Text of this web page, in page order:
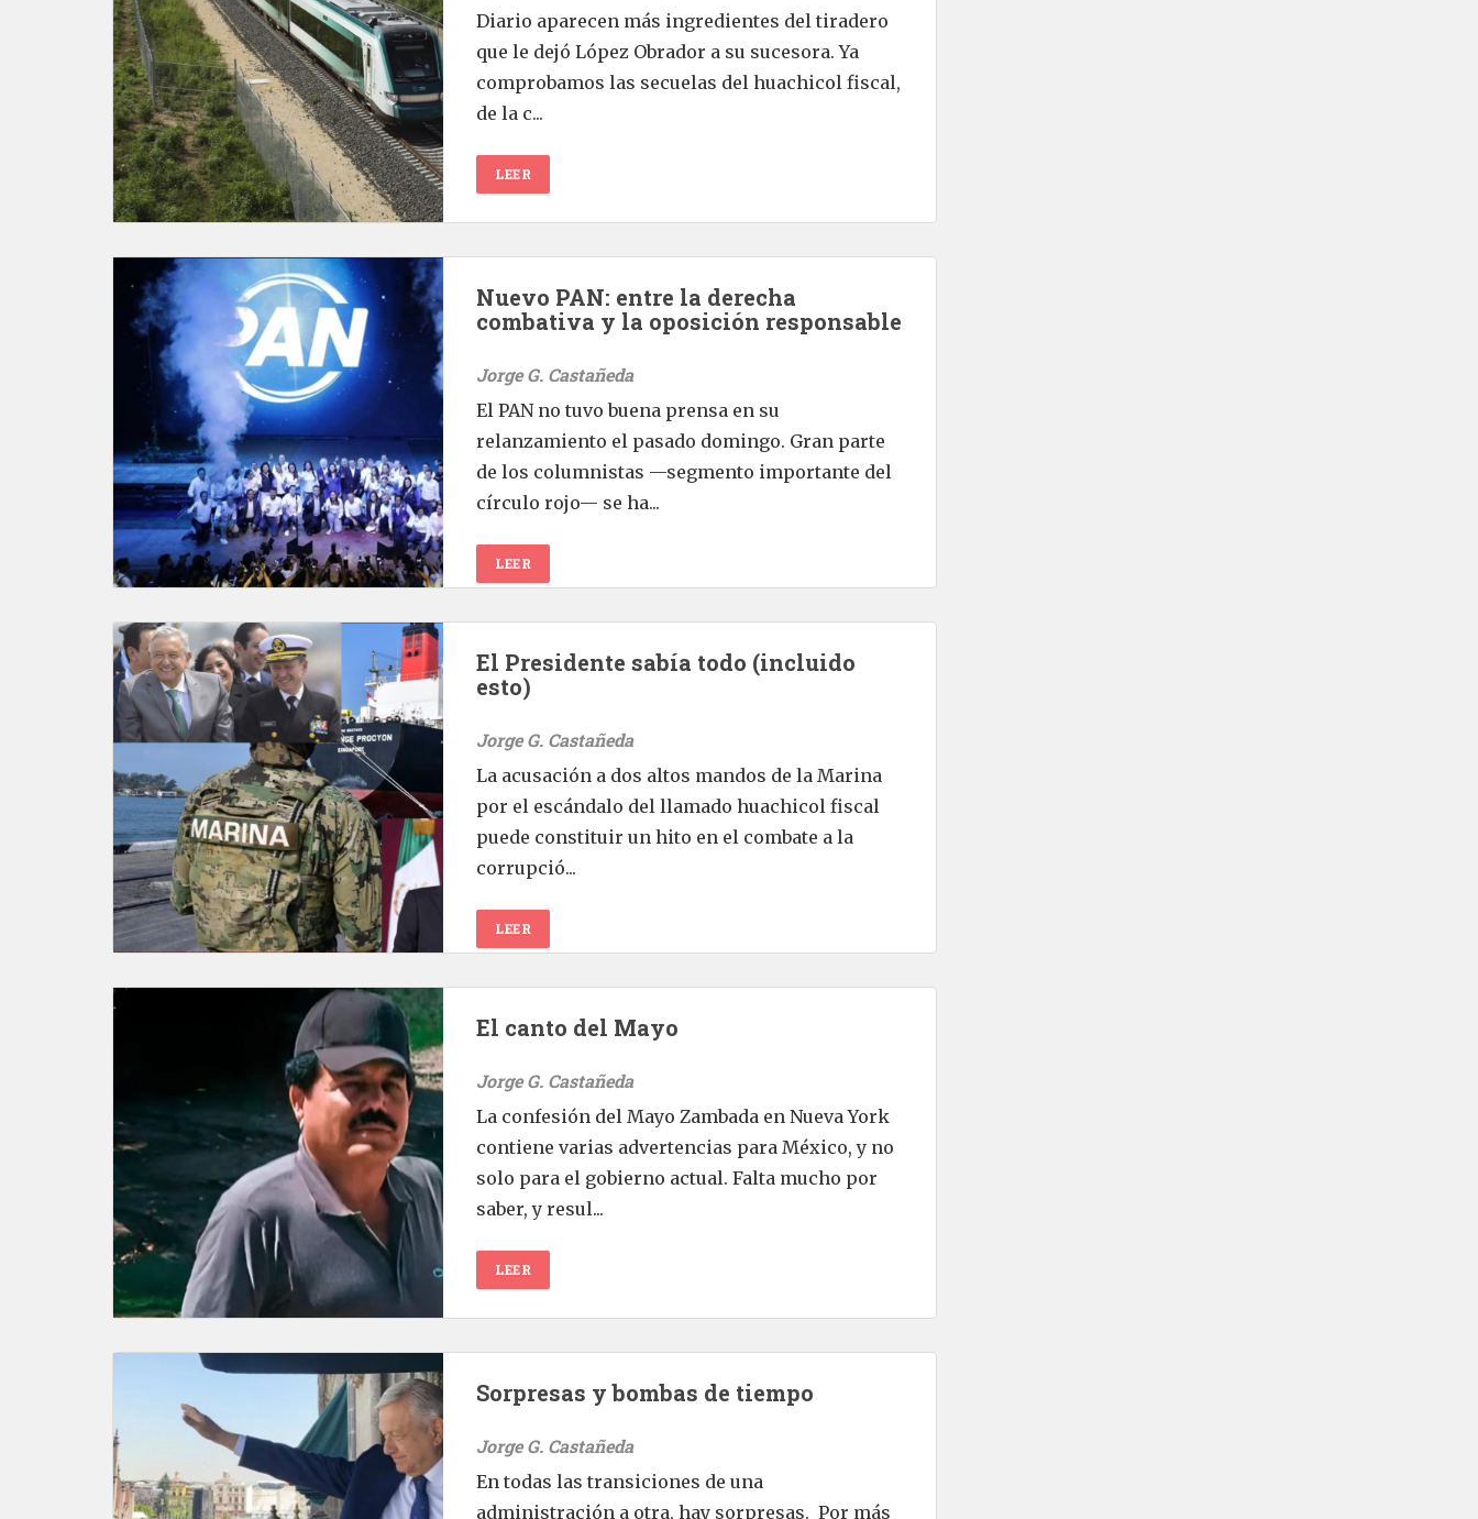
Diario aparecen más ingredientes del tiradero
que le dejó López Obrador a su sucesora. Ya
comprobamos las secuelas del huachicol fiscal,
de la c...
LEER
Nuevo PAN: entre la derecha
combativa y la oposición responsable
Jorge G. Castañeda
El PAN no tuvo buena prensa en su
relanzamiento el pasado domingo. Gran parte
de los columnistas —segmento importante del
círculo rojo— se ha...
LEER
El Presidente sabía todo (incluido
esto)
Jorge G. Castañeda
La acusación a dos altos mandos de la Marina
por el escándalo del llamado huachicol fiscal
puede constituir un hito en el combate a la
corrupció...
LEER
El canto del Mayo
Jorge G. Castañeda
La confesión del Mayo Zambada en Nueva York
contiene varias advertencias para México, y no
solo para el gobierno actual. Falta mucho por
saber, y resul...
LEER
Sorpresas y bombas de tiempo
Jorge G. Castañeda
En todas las transiciones de una
administración a otra, hay sorpresas. Por más